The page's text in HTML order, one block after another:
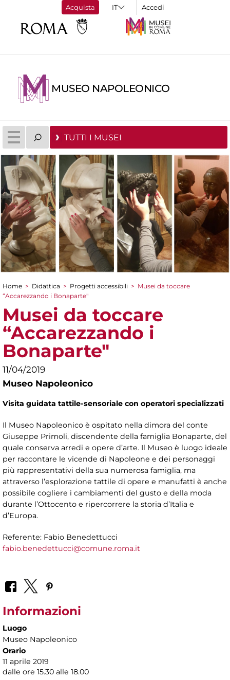
Acquista Accedi
MUSEO NAPOLEONICO
TUTTI I MUSEI
Tu sei qui
Home > Didattica > Progetti accessibili > Musei da toccare
“Accarezzando i Bonaparte"
Musei da toccare
“Accarezzando i
Bonaparte"
11/04/2019
Museo Napoleonico
Visita guidata tattile-sensoriale con operatori specializzati
Il Museo Napoleonico è ospitato nella dimora del conte
Giuseppe Primoli, discendente della famiglia Bonaparte, del
quale conserva arredi e opere d’arte. Il Museo è luogo ideale
per raccontare le vicende di Napoleone e dei personaggi
più rappresentativi della sua numerosa famiglia, ma
attraverso l’esplorazione tattile di opere e manufatti è anche
possibile cogliere i cambiamenti del gusto e della moda
durante l’Ottocento e ripercorrere la storia d’Italia e
d’Europa.
Referente: Fabio Benedettucci
fabio.benedettucci@comune.roma.it
Informazioni
Luogo
Museo Napoleonico
Orario
11 aprile 2019
dalle ore 15.30 alle 18.00